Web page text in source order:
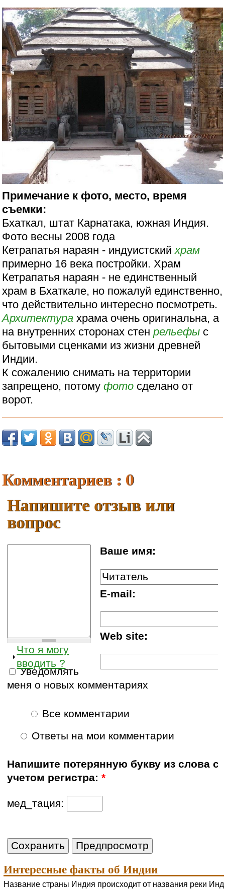
Примечание к фото, место, время
съемки:
Бхаткал, штат Карнатака, южная Индия.
Фото весны 2008 года
Кетрапатья нараян - индуистскийхрам
примерно 16 века постройки. Храм
Кетрапатья нараян - не единственный
храм в Бхаткале, но пожалуй единственно,
что действительно интересно посмотреть.
Архитектура храма очень оригинальна, а
на внутренних сторонах стенрельефы с
бытовыми сценками из жизни древней
Индии.
К сожалению снимать на территории
запрещено, потомуфото сделано от
ворот.
Комментариев : 0
Напишите отзыв или
вопрос
Ваше имя:
E-mail:
Web site:
Что я могу
вводить ?
Уведомлять
меня о новых комментариях
Все комментарии
Ответы на мои комментарии
Напишите потерянную букву из слова с
учетом регистра:*
мед_тация:
Интересные факты об Индии
Название страны Индия происходит от названия реки Инд